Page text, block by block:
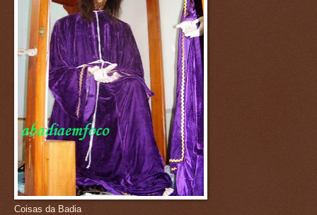
Coisas da Badia